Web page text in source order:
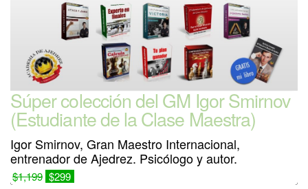
Súper colección del GM Igor Smirnov
(Estudiante de la Clase Maestra)
Igor Smirnov, Gran Maestro Internacional,
entrenador de Ajedrez. Psicólogo y autor.
$1,199 $299